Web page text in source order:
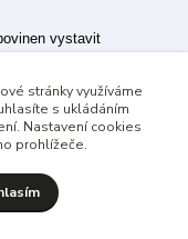
vystavit
daně online; v
48 hodin.
stránky využíváme
s ukládáním
Nastavení cookies
prohlížeče.